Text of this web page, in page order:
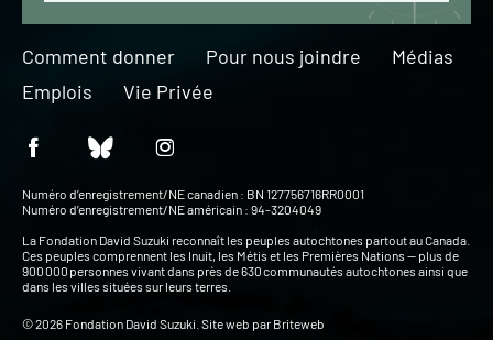
Comment donner Pour nous joindre
Médias
Emplois
Vie Privée
Numéro d’enregistrement/NE canadien : BN 127756716RR0001
Numéro d’enregistrement/NE américain : 94-3204049
La Fondation David Suzuki reconnaît les peuples autochtones partout au Canada.
Ces peuples comprennent les Inuit, les Métis et les Premières Nations — plus de
900 000 personnes vivant dans près de 630 communautés autochtones ainsi que
dans les villes situées sur leurs terres.
© 2026 Fondation David Suzuki. Site web par Briteweb